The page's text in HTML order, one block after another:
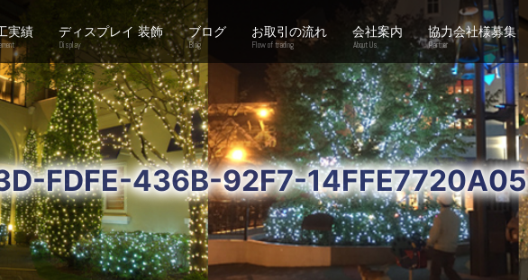
実績 ディスプレイ 装飾
Display
ブログ
Blog
お取引の流れ
Flow of trading
会社案内
About Us
協力会社様募集
Partner
FDFE-436B-92F7-14FFE7720A05